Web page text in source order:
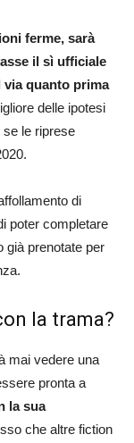
ferme, sarà
il sì ufficiale
quanto prima
delle ipotesi
se le riprese
di
poter completare
già prenotate per
la trama?
mai vedere una
pronta a
la sua
che altre fiction